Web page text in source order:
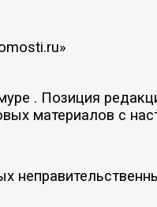
. Позиция
материалов с